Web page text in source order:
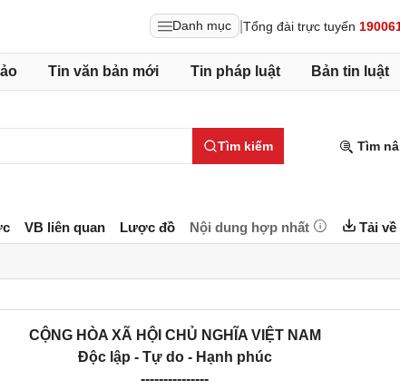
Danh mục Tổng đài trực tuyến
Tin văn bản mới Tin pháp luật Bản tin luật
Tìm kiếm Tìm
VB liên quan Lược đồ Nội dung hợp nhất Tải về
CỘNG HÒA XÃ HỘI CHỦ NGHĨA VIỆT NAM
Độc lập - Tự do - Hạnh phúc
---------------